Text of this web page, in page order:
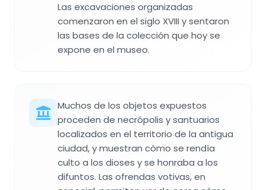
Las excavaciones organizadas
comenzaron en el siglo XVIII y sentaron
las bases de la colección que hoy se
expone en el museo.
Muchos de los objetos expuestos
proceden de necrópolis y santuarios
localizados en el territorio de la antigua
ciudad, y muestran cómo se rendía
culto a los dioses y se honraba a los
difuntos. Las ofrendas votivas, en